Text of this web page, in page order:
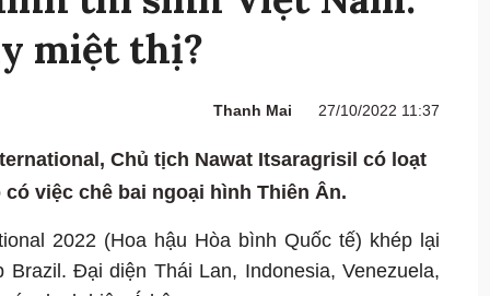
miệt thị?
Thanh Mai 27/10/2022 11:37
Chủ tịch Nawat Itsaragrisil có loạt
việc chê bai ngoại hình Thiên Ân.
2022 (Hoa hậu Hòa bình Quốc tế) khép lại
Đại diện Thái Lan, Indonesia, Venezuela,